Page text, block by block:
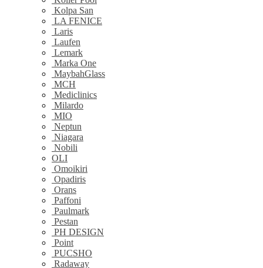
Kolpa San
LA FENICE
Laris
Laufen
Lemark
Marka One
MaybahGlass
MCH
Mediclinics
Milardo
MIO
Neptun
Niagara
Nobili
OLI
Omoikiri
Opadiris
Orans
Paffoni
Paulmark
Pestan
PH DESIGN
Point
PUCSHO
Radaway